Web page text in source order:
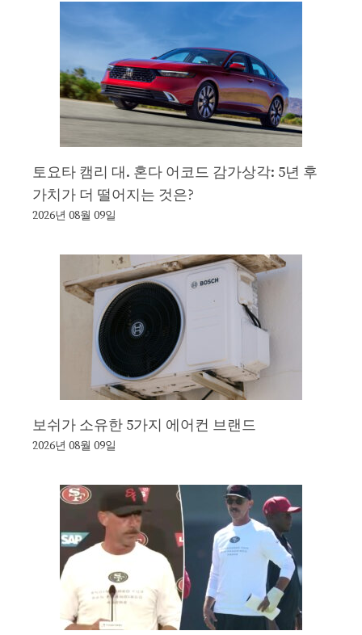
토요타 캠리 대. 혼다 어코드 감가상각: 5년 후
가치가 더 떨어지는 것은?
2026년 08월 09일
보쉬가 소유한 5가지 에어컨 브랜드
2026년 08월 09일